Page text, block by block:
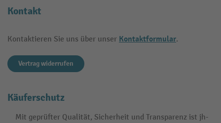
Kontakt
Kontaktieren Sie uns über unser Kontaktformular.
Vertrag widerrufen
Käuferschutz
Mit geprüfter Qualität, Sicherheit und Transparenz ist jh-